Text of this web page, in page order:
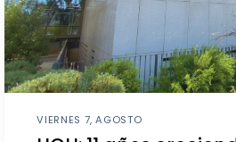
VIERNES 7, AGOSTO